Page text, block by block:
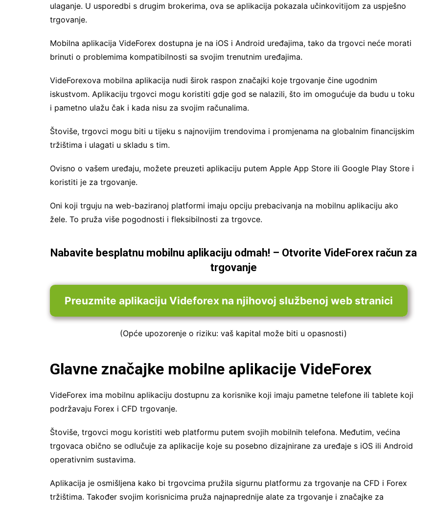
ulaganje. U usporedbi s drugim brokerima, ova se aplikacija pokazala učinkovitijom za uspješno
trgovanje.
Mobilna aplikacija VideForex dostupna je na iOS i Android uređajima, tako da trgovci neće morati
brinuti o problemima kompatibilnosti sa svojim trenutnim uređajima.
VideForexova mobilna aplikacija nudi širok raspon značajki koje trgovanje čine ugodnim
iskustvom. Aplikaciju trgovci mogu koristiti gdje god se nalazili, što im omogućuje da budu u toku
i pametno ulažu čak i kada nisu za svojim računalima.
Štoviše, trgovci mogu biti u tijeku s najnovijim trendovima i promjenama na globalnim financijskim
tržištima i ulagati u skladu s tim.
Ovisno o vašem uređaju, možete preuzeti aplikaciju putem Apple App Store ili Google Play Store i
koristiti je za trgovanje.
Oni koji trguju na web-baziranoj platformi imaju opciju prebacivanja na mobilnu aplikaciju ako
žele. To pruža više pogodnosti i fleksibilnosti za trgovce.
Nabavite besplatnu mobilnu aplikaciju odmah! – Otvorite VideForex račun za
trgovanje
Preuzmite aplikaciju Videforex na njihovoj službenoj web stranici
(Opće upozorenje o riziku: vaš kapital može biti u opasnosti)
Glavne značajke mobilne aplikacije VideForex
VideForex ima mobilnu aplikaciju dostupnu za korisnike koji imaju pametne telefone ili tablete koji
podržavaju Forex i CFD trgovanje.
Štoviše, trgovci mogu koristiti web platformu putem svojih mobilnih telefona. Međutim, većina
trgovaca obično se odlučuje za aplikacije koje su posebno dizajnirane za uređaje s iOS ili Android
operativnim sustavima.
Aplikacija je osmišljena kako bi trgovcima pružila sigurnu platformu za trgovanje na CFD i Forex
tržištima. Također svojim korisnicima pruža najnaprednije alate za trgovanje i značajke za